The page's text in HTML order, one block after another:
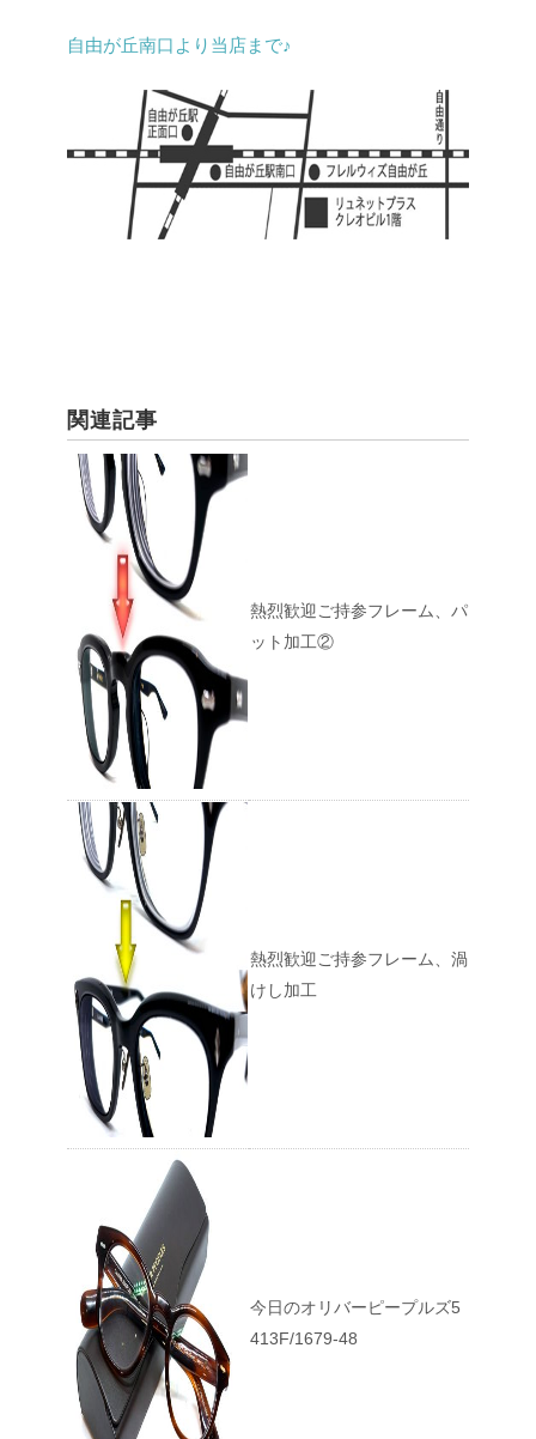
自由が丘南口より当店まで♪
関連記事
熱烈歓迎ご持参フレーム、パ
ット加工②
熱烈歓迎ご持参フレーム、渦
けし加工
今日のオリバーピープルズ5
413F/1679-48